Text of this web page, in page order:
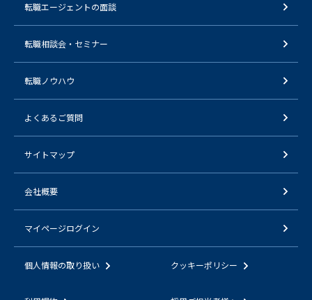
転職エージェントの面談
転職相談会・セミナー
転職ノウハウ
よくあるご質問
サイトマップ
会社概要
マイページログイン
個人情報の取り扱い クッキーポリシー